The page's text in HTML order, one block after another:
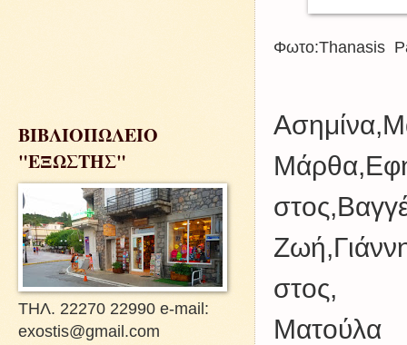
Φωτο:Thanasis
στος,
Ματούλα
ΒΙΒΛΙΟΠΩΛΕΙΟ
"ΕΞΩΣΤΗΣ"
ΤΗΛ. 22270 22990 e-mail:
exostis@gmail.com